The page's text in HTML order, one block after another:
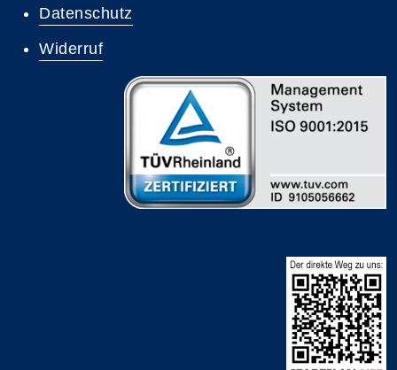
Datenschutz
Widerruf